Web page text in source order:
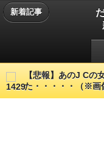
新着記事
【悲報】あのJ Cの
た・・・・・（※画